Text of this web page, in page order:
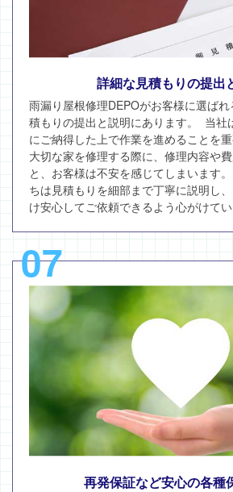
詳細な見積もりの提出
雨漏り屋根修理DEPOがお客様に選ば
積もりの提出と説明にあります。 当社
にご納得した上で作業を進めることを重
大切な家を修理する際に、修理内容や
と、お客様は不安を感じてしまいます
ちは見積もりを細部まで丁寧に説明し
け安心してご依頼できるよう心がけてい
07
再発保証など安心の各種